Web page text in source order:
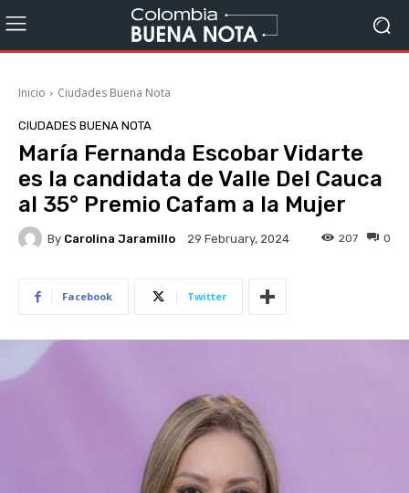
Inicio Ciudades Buena Nota
CIUDADES BUENA NOTA
María Fernanda Escobar Vidarte
es la candidata de Valle Del Cauca
al 35° Premio Cafam a la Mujer
By Carolina Jaramillo 29 February, 2024 0
207
Facebook Twitter